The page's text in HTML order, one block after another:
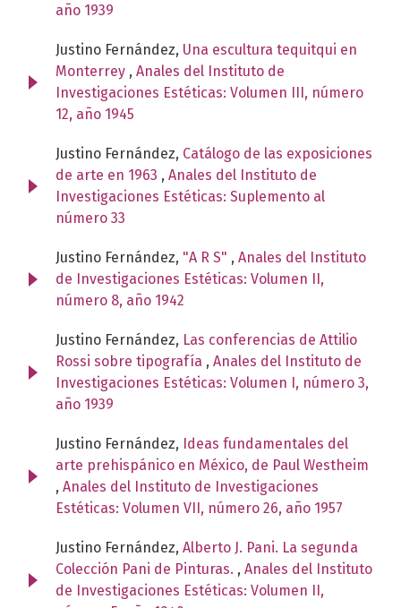
año 1939
Justino Fernández, Una escultura tequitqui en
Monterrey , Anales del Instituto de
Investigaciones Estéticas: Volumen III, número
12, año 1945
Justino Fernández, Catálogo de las exposiciones
de arte en 1963 , Anales del Instituto de
Investigaciones Estéticas: Suplemento al
número 33
Justino Fernández, "A R S" , Anales del Instituto
de Investigaciones Estéticas: Volumen II,
número 8, año 1942
Justino Fernández, Las conferencias de Attilio
Rossi sobre tipografía , Anales del Instituto de
Investigaciones Estéticas: Volumen I, número 3,
año 1939
Justino Fernández, Ideas fundamentales del
arte prehispánico en México, de Paul Westheim
, Anales del Instituto de Investigaciones
Estéticas: Volumen VII, número 26, año 1957
Justino Fernández, Alberto J. Pani. La segunda
Colección Pani de Pinturas. , Anales del Instituto
de Investigaciones Estéticas: Volumen II,